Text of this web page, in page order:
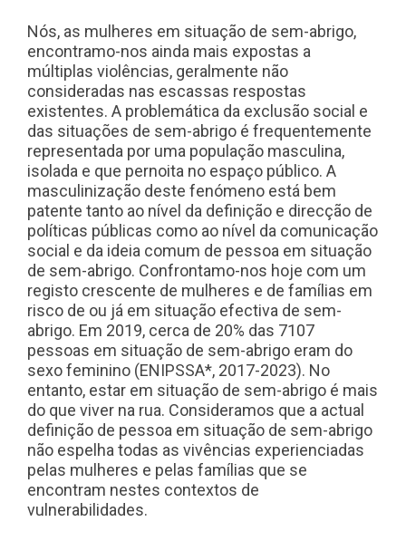
Nós, as mulheres em situação de sem-abrigo,
encontramo-nos ainda mais expostas a
múltiplas violências, geralmente não
consideradas nas escassas respostas
existentes. A problemática da exclusão social e
das situações de sem-abrigo é frequentemente
representada por uma população masculina,
isolada e que pernoita no espaço público. A
masculinização deste fenómeno está bem
patente tanto ao nível da definição e direcção de
políticas públicas como ao nível da comunicação
social e da ideia comum de pessoa em situação
de sem-abrigo. Confrontamo-nos hoje com um
registo crescente de mulheres e de famílias em
risco de ou já em situação efectiva de sem-
abrigo. Em 2019, cerca de 20% das 7107
pessoas em situação de sem-abrigo eram do
sexo feminino (ENIPSSA*, 2017-2023). No
entanto, estar em situação de sem-abrigo é mais
do que viver na rua. Consideramos que a actual
definição de pessoa em situação de sem-abrigo
não espelha todas as vivências experienciadas
pelas mulheres e pelas famílias que se
encontram nestes contextos de
vulnerabilidades.